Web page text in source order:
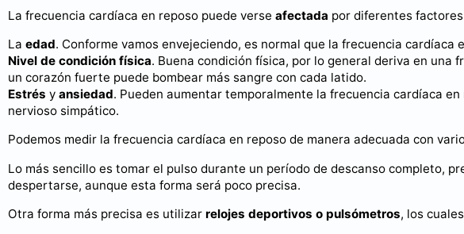
La frecuencia cardíaca en reposo puede verse afectada por diferentes
La edad. Conforme vamos envejeciendo, es normal que la frecuencia cardíaca
Nivel de condición física. Buena condición física, por lo general deriva en una
un corazón fuerte puede bombear más sangre con cada latido.
Estrés y ansiedad. Pueden aumentar temporalmente la frecuencia cardíaca
nervioso simpático.
Podemos medir la frecuencia cardíaca en reposo de manera adecuada con
Lo más sencillo es tomar el pulso durante un período de descanso completo,
despertarse, aunque esta forma será poco precisa.
Otra forma más precisa es utilizar relojes deportivos o pulsómetros, los